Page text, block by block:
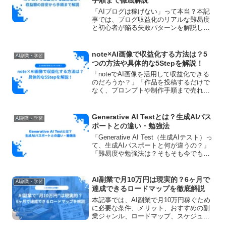
「AIブログは稼げない」って本当？本記
事では、ブログ収益化のリアルな難易度
と初心者が陥る失敗パターンを解説しま
業収入を得る5つのステップを大公開！
AI副業・学習
note×AI画像で収益化する方法は？5
つの方法や具体的な5Stepを解説！
「noteでAI画像を活用して収益化できる
のだろうか？」「作品を投稿するだけで
なく、プロンプトや制作手順まで売れる
像を作れる人は増えてきましたが、note
でどう価値に...
AI副業・学習
Generative AI Testとは？生成AIパス
ポートとの違い・勉強法
「Generative AI Test（生成AIテスト）っ
て、生成AIパスポートと何が違うの？」
「難易度や勉強法は？そもそも今でも受
い解説が見つからず迷っていませんか...
AI副業・学習
AI副業で月10万円は現実的？6ヶ月で
達成できるロードマップを徹底解説
本記事では、AI副業で月10万円稼ぐため
に必要な条件、メリット、おすすめの副
業ジャンル、ロードマップ、スケジュー